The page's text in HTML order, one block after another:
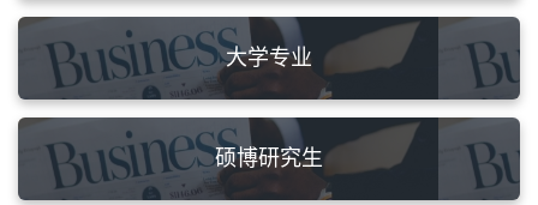
大学专业
硕博研究生